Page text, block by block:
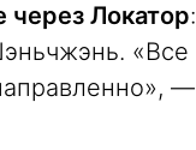
Локатор:
«Все
—